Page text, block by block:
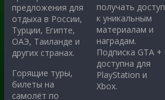
предложения для
отдыха в России,
Турции, Египте,
ОАЭ, Таиланде и
других странах.
Горящие туры,
билеты на
самолёт по
получать доступ
к уникальным
материалам и
наградам.
Подписка GTA +
доступна для
PlayStation и
Xbox.